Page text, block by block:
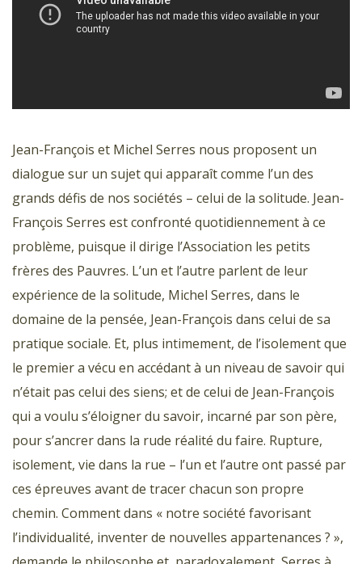
Jean-François et Michel Serres nous proposent un
dialogue sur un sujet qui apparaît comme l’un des
grands défis de nos sociétés – celui de la solitude. Jean-
François Serres est confronté quotidiennement à ce
problème, puisque il dirige l’Association les petits
frères des Pauvres. L’un et l’autre parlent de leur
expérience de la solitude, Michel Serres, dans le
domaine de la pensée, Jean-François dans celui de sa
pratique sociale. Et, plus intimement, de l’isolement que
le premier a vécu en accédant à un niveau de savoir qui
n’était pas celui des siens; et de celui de Jean-François
qui a voulu s’éloigner du savoir, incarné par son père,
pour s’ancrer dans la rude réalité du faire. Rupture,
isolement, vie dans la rue – l’un et l’autre ont passé par
ces épreuves avant de tracer chacun son propre
chemin. Comment dans « notre société favorisant
l’individualité, inventer de nouvelles appartenances ? »,